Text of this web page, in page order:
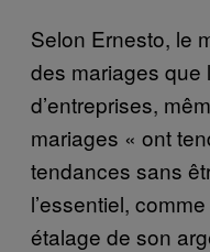
Selon Ernesto, le
des mariages que
d’entreprises,
mariages « ont
tendances sans
l’essentiel,
étalage de son